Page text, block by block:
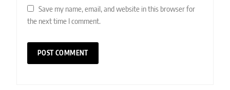
Save my name, email, and website in this browser for
the next time I comment.